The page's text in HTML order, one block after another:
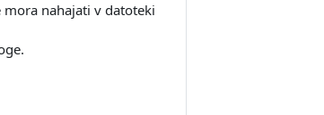
nahajati v datoteki